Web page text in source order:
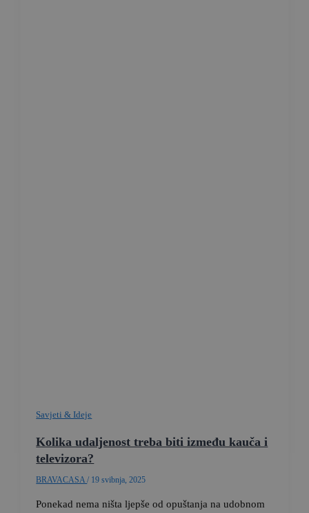
Savjeti & Ideje
Kolika udaljenost treba biti između kauča i
televizora?
BRAVACASA/ 19 svibnja, 2025
Ponekad nema ništa ljepše od opuštanja na udobnom